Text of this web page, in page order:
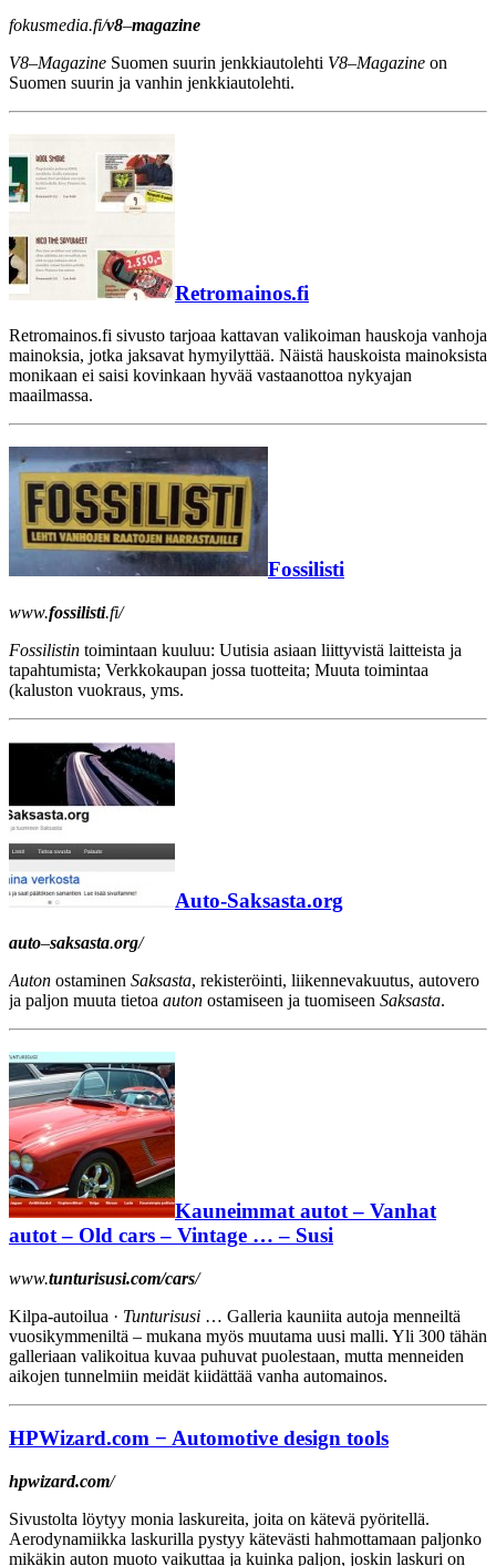
fokusmedia.fi/v8–magazine
V8–Magazine Suomen suurin jenkkiautolehti V8–Magazine on
Suomen suurin ja vanhin jenkkiautolehti.
Retromainos.fi
Retromainos.fi sivusto tarjoaa kattavan valikoiman hauskoja vanhoja
mainoksia, jotka jaksavat hymyilyttää. Näistä hauskoista mainoksista
monikaan ei saisi kovinkaan hyvää vastaanottoa nykyajan
maailmassa.
Fossilisti
www.fossilisti.fi/
Fossilistin toimintaan kuuluu: Uutisia asiaan liittyvistä laitteista ja
tapahtumista; Verkkokaupan jossa tuotteita; Muuta toimintaa
(kaluston vuokraus, yms.
Auto-Saksasta.org
auto–saksasta.org/
Auton ostaminen Saksasta, rekisteröinti, liikennevakuutus, autovero
ja paljon muuta tietoa auton ostamiseen ja tuomiseen Saksasta.
Kauneimmat autot – Vanhat
autot – Old cars – Vintage … – Susi
www.tunturisusi.com/cars/
Kilpa-autoilua · Tunturisusi … Galleria kauniita autoja menneiltä
vuosikymmeniltä – mukana myös muutama uusi malli. Yli 300 tähän
galleriaan valikoitua kuvaa puhuvat puolestaan, mutta menneiden
aikojen tunnelmiin meidät kiidättää vanha automainos.
HPWizard.com − Automotive design tools
hpwizard.com/
Sivustolta löytyy monia laskureita, joita on kätevä pyöritellä.
Aerodynamiikka laskurilla pystyy kätevästi hahmottamaan paljonko
mikäkin auton muoto vaikuttaa ja kuinka paljon, joskin laskuri on